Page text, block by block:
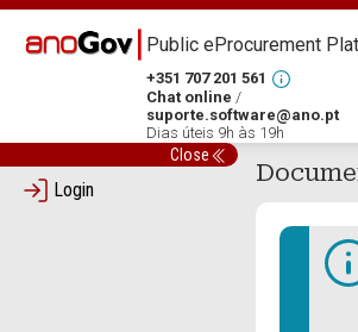
Public eProcurement
+351 707 201 561
Chat online /
suporte.software@ano.pt
Dias úteis 9h às 19h
Close
Login